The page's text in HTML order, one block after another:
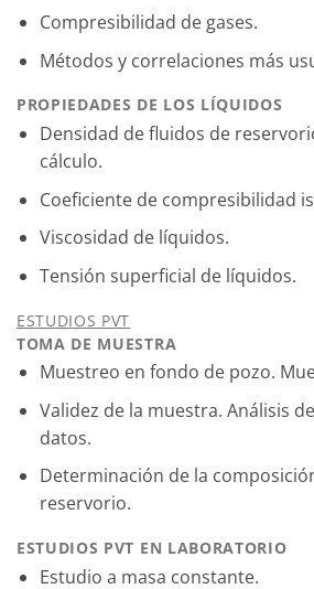
Compresibilidad de gases.
Métodos y correlaciones más
PROPIEDADES DE LOS LÍQUIDOS
Densidad de fluidos de
cálculo.
Coeficiente de compresibilidad
Viscosidad de líquidos.
Tensión superficial de líquidos.
ESTUDIOS PVT
TOMA DE MUESTRA
Muestreo en fondo de pozo.
Validez de la muestra. Análisis
datos.
Determinación de la
reservorio.
ESTUDIOS PVT EN LABORATORIO
Estudio a masa constante.